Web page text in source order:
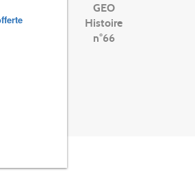
GEO
Histoire
n°66